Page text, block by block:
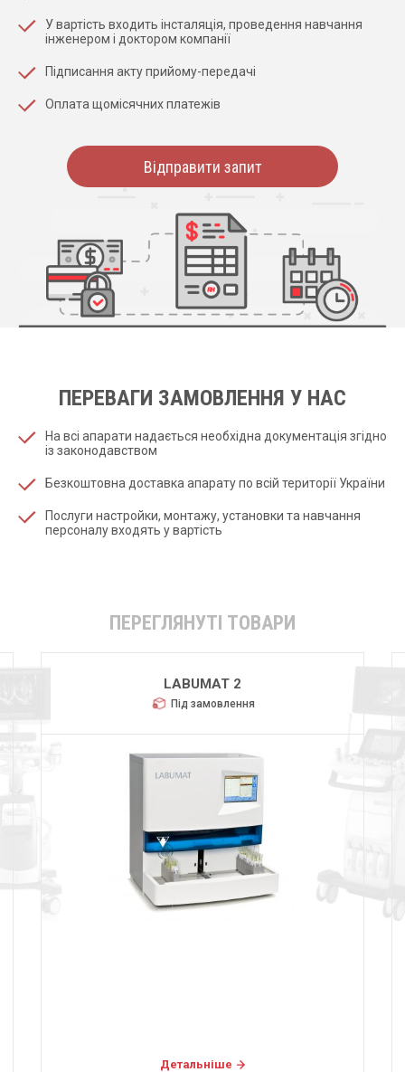
У вартість входить інсталяція, проведення навчання
інженером і доктором компанії
Підписання акту прийому-передачі
Оплата щомісячних платежів
Відправити запит
ПЕРЕВАГИ ЗАМОВЛЕННЯ У НАС
На всі апарати надається необхідна документація згідно
із законодавством
Безкоштовна доставка апарату по всій території України
Послуги настройки, монтажу, установки та навчання
персоналу входять у вартість
ПЕРЕГЛЯНУТІ ТОВАРИ
LABUMAT 2
Під замовлення
Детальніше